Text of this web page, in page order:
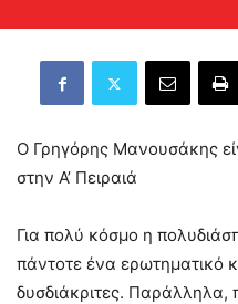
Ο Γρηγόρης Μανουσάκης
στην Α’ Πειραιά
Για πολύ κόσμο η
πάντοτε ένα ερωτηματικό
δυσδιάκριτες. Παράλληλα,